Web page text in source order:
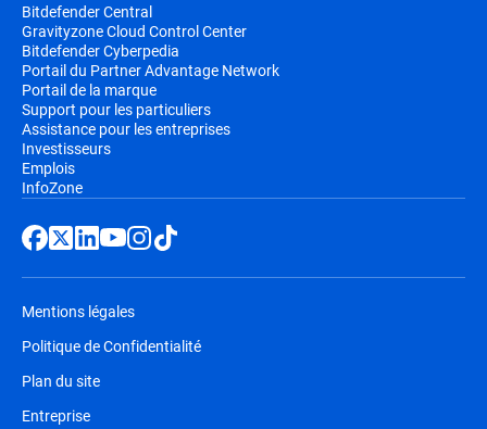
Bitdefender Central
Gravityzone Cloud Control Center
Bitdefender Cyberpedia
Portail du Partner Advantage Network
Portail de la marque
Support pour les particuliers
Assistance pour les entreprises
Investisseurs
Emplois
InfoZone
Mentions légales
Politique de Confidentialité
Plan du site
Entreprise